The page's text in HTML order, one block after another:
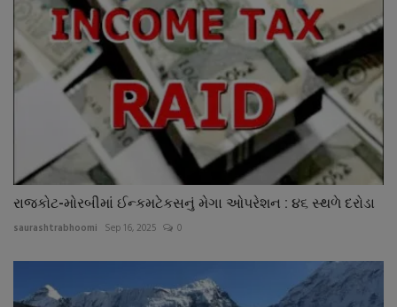
રાજકોટ-મોરબીમાં ઈન્કમટેકસનું મેગા ઓપરેશન : ૪૬ સ્થળે દરોડા
saurashtrabhoomi Sep 16, 2025 0